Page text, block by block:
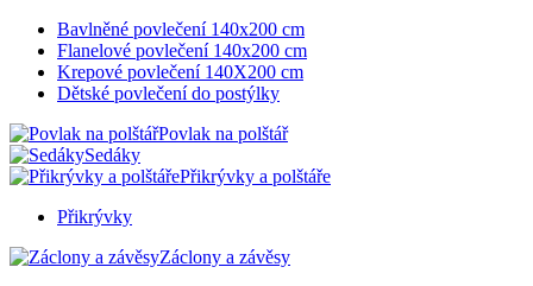
Bavlněné povlečení 140x200 cm
Flanelové povlečení 140x200 cm
Krepové povlečení 140X200 cm
Dětské povlečení do postýlky
Povlak na polštář
Sedáky
Přikrývky a polštáře
Přikrývky
Záclony a závěsy